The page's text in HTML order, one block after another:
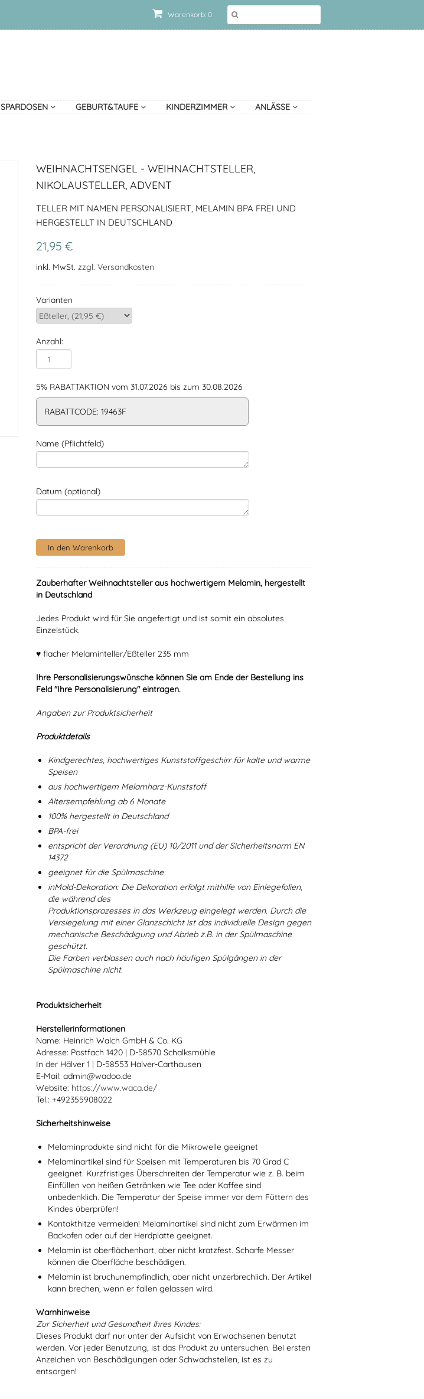
Warenkorb: 0
SPARDOSEN GEBURT&TAUFE KINDERZIMMER ANLÄSSE
WEIHNACHTSENGEL - WEIHNACHTSTELLER,
NIKOLAUSTELLER, ADVENT
TELLER MIT NAMEN PERSONALISIERT, MELAMIN BPA FREI UND
HERGESTELLT IN DEUTSCHLAND
21,95 €
inkl. MwSt. zzgl. Versandkosten
Varianten
Anzahl:
5% RABATTAKTION vom 31.07.2026 bis zum 30.08.2026
RABATTCODE: 19463F
Name (Pflichtfeld)
Datum (optional)
Zauberhafter Weihnachtsteller aus hochwertigem Melamin, hergestellt
in Deutschland
Jedes Produkt wird für Sie angefertigt und ist somit ein absolutes
Einzelstück.
♥ flacher Melaminteller/Eßteller 235 mm
Ihre Personalisierungswünsche können Sie am Ende der Bestellung ins
Feld "Ihre Personalisierung" eintragen.
Angaben zur Produktsicherheit
Produktdetails
Kindgerechtes, hochwertiges Kunststoffgeschirr für kalte und warme
Speisen
aus hochwertigem Melamharz-Kunststoff
Altersempfehlung ab 6 Monate
100% hergestellt in Deutschland
BPA-frei
entspricht der Verordnung (EU) 10/2011 und der Sicherheitsnorm EN
14372
geeignet für die Spülmaschine
inMold-Dekoration: Die Dekoration erfolgt mithilfe von Einlegefolien,
die während des
Produktionsprozesses in das Werkzeug eingelegt werden. Durch die
Versiegelung mit einer Glanzschicht ist das individuelle Design gegen
mechanische Beschädigung und Abrieb z.B. in der Spülmaschine
geschützt.
Die Farben verblassen auch nach häufigen Spülgängen in der
Spülmaschine nicht.
Produktsicherheit
Herstellerinformationen
Name: Heinrich Walch GmbH & Co. KG
Adresse: Postfach 1420 | D-58570 Schalksmühle
In der Hälver 1 | D-58553 Halver-Carthausen
E-Mail: admin@wadoo.de
Website: https://www.waca.de/
Tel.: +492355908022
Sicherheitshinweise
Melaminprodukte sind nicht für die Mikrowelle geeignet
Melaminartikel sind für Speisen mit Temperaturen bis 70 Grad C
geeignet. Kurzfristiges Überschreiten der Temperatur wie z. B. beim
Einfüllen von heißen Getränken wie Tee oder Kaffee sind
unbedenklich. Die Temperatur der Speise immer vor dem Füttern des
Kindes überprüfen!
Kontakthitze vermeiden! Melaminartikel sind nicht zum Erwärmen im
Backofen oder auf der Herdplatte geeignet.
Melamin ist oberflächenhart, aber nicht kratzfest. Scharfe Messer
können die Oberfläche beschädigen.
Melamin ist bruchunempfindlich, aber nicht unzerbrechlich. Der Artikel
kann brechen, wenn er fallen gelassen wird.
Warnhinweise
Zur Sicherheit und Gesundheit Ihres Kindes:
Dieses Produkt darf nur unter der Aufsicht von Erwachsenen benutzt
werden. Vor jeder Benutzung, ist das Produkt zu untersuchen. Bei ersten
Anzeichen von Beschädigungen oder Schwachstellen, ist es zu
entsorgen!